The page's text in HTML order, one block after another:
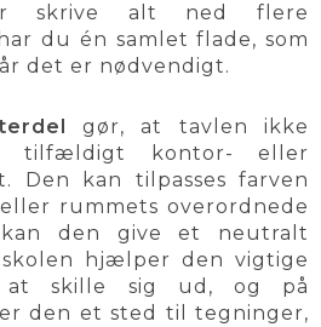
skrive alt ned flere
du én samlet flade, som
det er nødvendigt.
gør, at tavlen ikke
tilfældigt kontor- eller
Den kan tilpasses farven
rummets overordnede
den give et neutralt
hjælper den vigtige
at skille sig ud, og på
den et sted til tegninger,